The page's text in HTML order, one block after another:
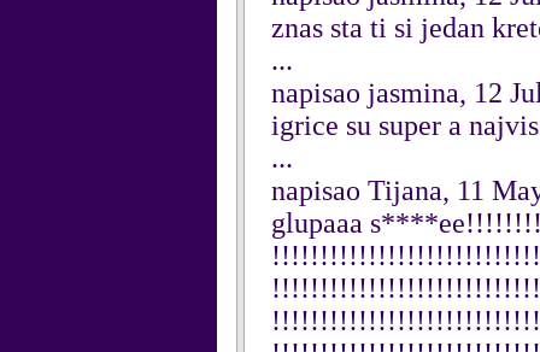
znas sta ti si jedan
...
napisao jasmina, 12
igrice su super a
...
napisao Tijana, 11
glupaaa